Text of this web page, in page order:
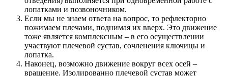
лопатками и позвоночником.
Если мы не знаем ответа на вопрос, то рефлекторно
пожимаем плечами, поднимая их вверх. Это движение
тоже является комплексным – в его осуществлении
участвуют плечевой сустав, сочленения ключицы и
лопатка.
Наконец, возможно движение вокруг всех осей –
вращение. Изолированно плечевой сустав может